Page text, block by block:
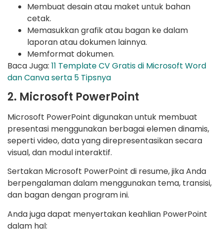
Membuat desain atau maket untuk bahan
cetak.
Memasukkan grafik atau bagan ke dalam
laporan atau dokumen lainnya.
Memformat dokumen.
Baca Juga: 11 Template CV Gratis di Microsoft Word
dan Canva serta 5 Tipsnya
2. Microsoft PowerPoint
Microsoft PowerPoint digunakan untuk membuat
presentasi menggunakan berbagai elemen dinamis,
seperti video, data yang direpresentasikan secara
visual, dan modul interaktif.
Sertakan Microsoft PowerPoint di resume, jika Anda
berpengalaman dalam menggunakan tema, transisi,
dan bagan dengan program ini.
Anda juga dapat menyertakan keahlian PowerPoint
dalam hal: